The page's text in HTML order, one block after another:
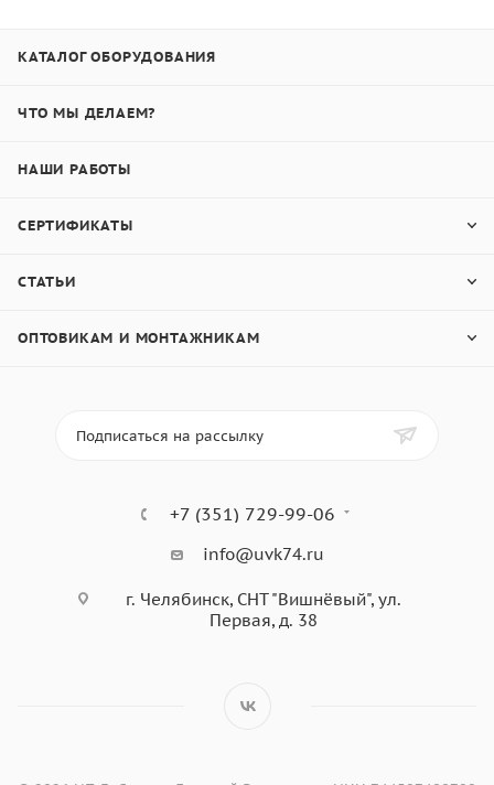
КАТАЛОГ ОБОРУДОВАНИЯ
ЧТО МЫ ДЕЛАЕМ?
НАШИ РАБОТЫ
СЕРТИФИКАТЫ
СТАТЬИ
ОПТОВИКАМ И МОНТАЖНИКАМ
Подписаться на рассылку
+7 (351) 729-99-06
info@uvk74.ru
г. Челябинск, СНТ "Вишнёвый", ул.
Первая, д. 38